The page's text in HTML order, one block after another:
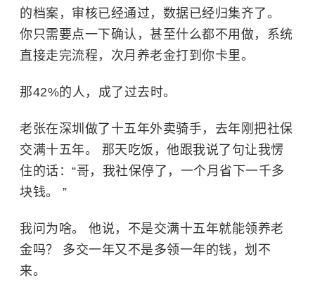
的档案，审核已经通过，数据已经归集齐了。
你只需要点一下确认，甚至什么都不用做，系统
直接走完流程，次月养老金打到你卡里。
那42%的人，成了过去时。
老张在深圳做了十五年外卖骑手，去年刚把社保
交满十五年。 那天吃饭，他跟我说了句让我愣
住的话：“哥，我社保停了，一个月省下一千多
块钱。 ”
我问为啥。 他说，不是交满十五年就能领养老
金吗？ 多交一年又不是多领一年的钱，划不
来。